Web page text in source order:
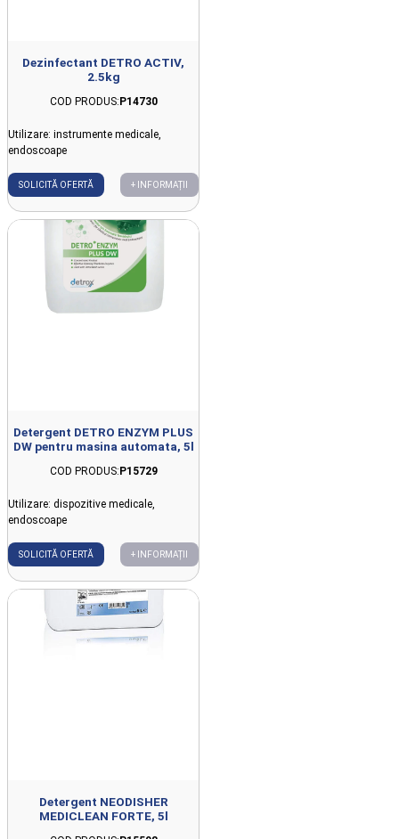
Dezinfectant DETRO ACTIV,
2.5kg
COD PRODUS:P14730
Utilizare: instrumente medicale,
endoscoape
SOLICITĂ OFERTĂ + INFORMAȚII
Detergent DETRO ENZYM PLUS
DW pentru masina automata, 5l
COD PRODUS:P15729
Utilizare: dispozitive medicale,
endoscoape
SOLICITĂ OFERTĂ + INFORMAȚII
Detergent NEODISHER
MEDICLEAN FORTE, 5l